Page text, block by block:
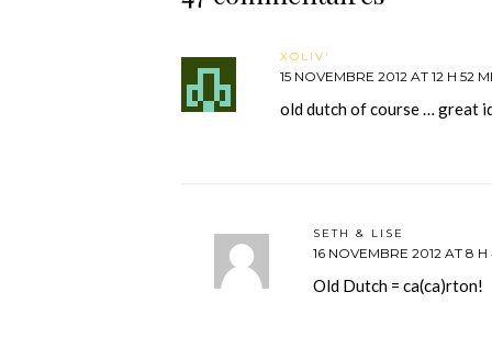
XOLIV'
15 NOVEMBRE 2012 AT 12 H 52
old dutch of course … great
SETH & LISE
16 NOVEMBRE 2012 AT 8 H
Old Dutch = ca(ca)rton!